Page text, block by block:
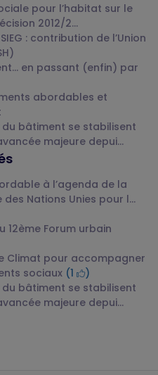
pour l’habitat sur le
2012/2...
: contribution de l’Union
en passant (enfin) par
abordables et
du bâtiment se stabilisent
majeure depui...
à l’agenda de la
Nations Unies pour l...
12ème Forum urbain
Climat pour accompagner
sociaux (1
)
du bâtiment se stabilisent
majeure depui...